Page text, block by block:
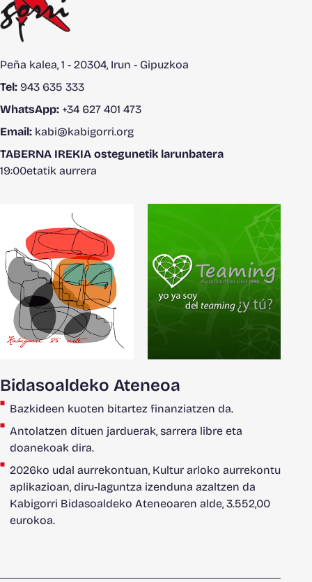
Peña kalea, 1 - 20304, Irun - Gipuzkoa
Tel: 943 635 333
WhatsApp: +34 627 401 473
Email: kabi@kabigorri.org
TABERNA IREKIA ostegunetik larunbatera
19:00etatik aurrera
Bidasoaldeko Ateneoa
Bazkideen kuoten bitartez finanziatzen da.
Antolatzen dituen jarduerak, sarrera libre eta
doanekoak dira.
2026ko udal aurrekontuan, Kultur arloko aurrekontu
aplikazioan, diru-laguntza izenduna azaltzen da
Kabigorri Bidasoaldeko Ateneoaren alde, 3.552,00
eurokoa.